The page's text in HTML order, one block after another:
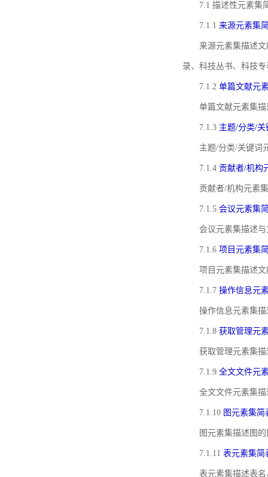
7.1 描述性元素集
7.1.1 来源元素集
来源元素集描述
录、科技丛书、科技
7.1.2 单篇文献元
单篇文献元素集
7.1.3 主题/分类/
主题/分类/关键词
7.1.4 贡献者/机构
贡献者/机构元素
7.1.5 会议元素集
会议元素集描述
7.1.6 项目元素集
项目元素集描述
7.1.7 操作信息元
操作信息元素集
7.1.8 获取管理元
获取管理元素集
7.1.9 全文文件元
全文文件元素集
7.1.10 图元素集简
图元素集描述图
7.1.11 表元素集简
表元素集描述表